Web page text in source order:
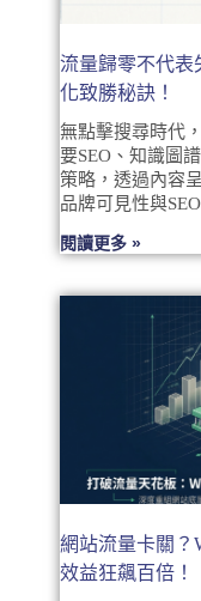
流量歸零不代表
化致勝秘訣！
無點擊搜尋時代
要SEO、知識圖
策略，透過內容
品牌可見性與
閱讀更多 »
網站流量卡關？
效益狂飆百倍！